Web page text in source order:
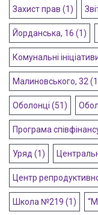
Захист прав (1)
Йорданська, 16 (1)
Комунальні
Малиновського, 32
Оболонці (51)
Програма
Уряд (1)
Центр
Школа №219 (1)